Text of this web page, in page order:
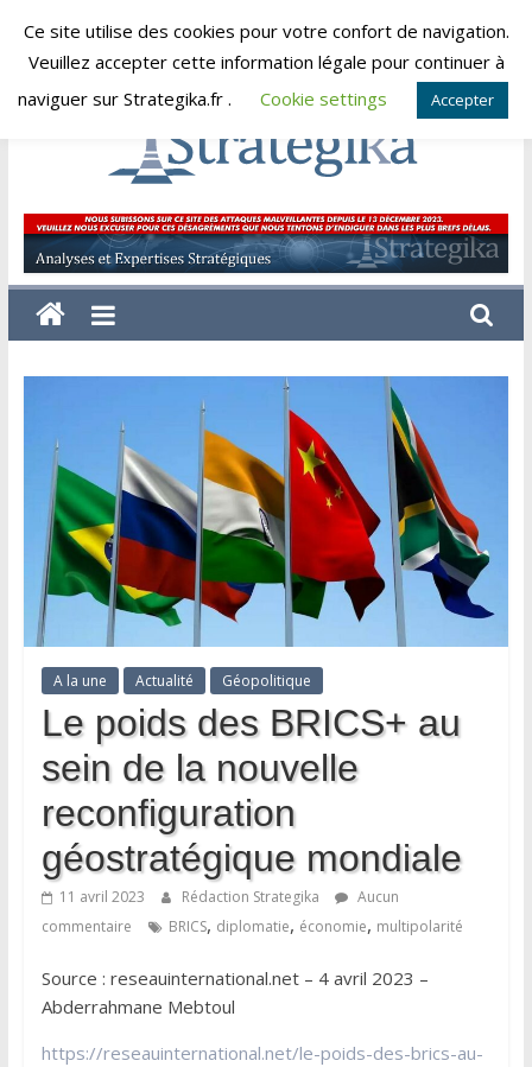
Skip
vendredi, août 7, 2026
Strategika
Expertise
et
Analyses
A la une Actualité Géopolitique
Le poids des BRICS+ au
sein de la nouvelle
reconfiguration
géostratégique mondiale
11 avril 2023 Rédaction Strategika
Aucun
commentaire
BRICS, diplomatie, économie, multipolarité
Source : reseauinternational.net – 4 avril 2023 –
Abderrahmane Mebtoul
https://reseauinternational.net/le-poids-des-brics-au-
Ce site utilise des cookies pour votre confort de navigation.
Veuillez accepter cette information légale pour continuer à
naviguer sur Strategika.fr .
Cookie settings Accepter